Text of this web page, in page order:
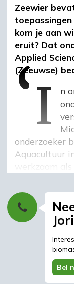
Zeewier
kom je aan
eruit? Dat
Applied
(Zeeuwse)
‘i
onderzoeker
Aquacultuur
werkzaam
‘Welke
welk type
en in welke
zeewier voor
agar agar.
Bel